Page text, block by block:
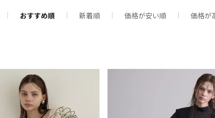
サイズ
在庫なし商品を表示しない
おすすめ順 新着順 価格が安い順 価格が